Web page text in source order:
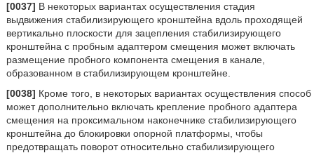
[0037] В некоторых вариантах осуществления стадия
выдвижения стабилизирующего кронштейна вдоль проходящей
вертикально плоскости для зацепления стабилизирующего
кронштейна с пробным адаптером смещения может включать
размещение пробного компонента смещения в канале,
образованном в стабилизирующем кронштейне.
[0038] Кроме того, в некоторых вариантах осуществления способ
может дополнительно включать крепление пробного адаптера
смещения на проксимальном наконечнике стабилизирующего
кронштейна до блокировки опорной платформы, чтобы
предотвращать поворот относительно стабилизирующего